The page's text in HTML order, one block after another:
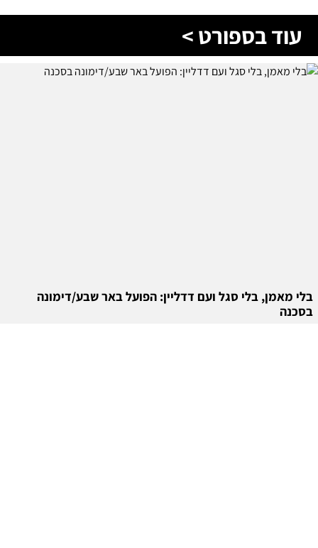
עוד בספורט >
בלי מאמן, בלי סגל ועם דדליין: הפועל באר שבע/דימונה
בסכנה